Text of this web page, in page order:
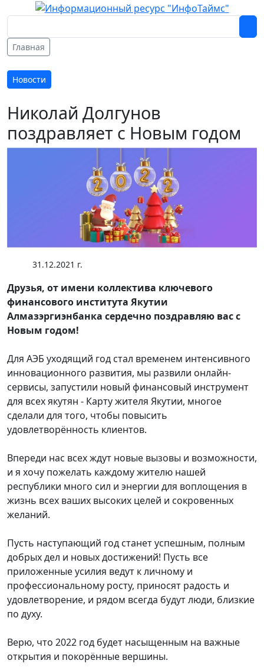
Главная
Новости
Николай Долгунов
поздравляет с Новым годом
31.12.2021 г.
Друзья, от имени коллектива ключевого
финансового института Якутии
Алмазэргиэнбанка сердечно поздравляю вас с
Новым годом!
Для АЭБ уходящий год стал временем интенсивного
инновационного развития, мы развили онлайн-
сервисы, запустили новый финансовый инструмент
для всех якутян - Карту жителя Якутии, многое
сделали для того, чтобы повысить
удовлетворённость клиентов.
Впереди нас всех ждут новые вызовы и возможности,
и я хочу пожелать каждому жителю нашей
республики много сил и энергии для воплощения в
жизнь всех ваших высоких целей и сокровенных
желаний.
Пусть наступающий год станет успешным, полным
добрых дел и новых достижений! Пусть все
приложенные усилия ведут к личному и
профессиональному росту, приносят радость и
удовлетворение, и рядом всегда будут люди, близкие
по духу.
Верю, что 2022 год будет насыщенным на важные
открытия и покорённые вершины.